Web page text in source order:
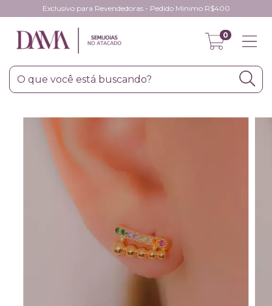
Exclusivo para Revendedoras - Pedido Mínimo R$400
0